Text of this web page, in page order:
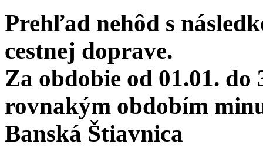
Prehľad nehôd s
cestnej doprave.
Za obdobie od 01.01. do
rovnakým obdobím
Banská Štiavnica